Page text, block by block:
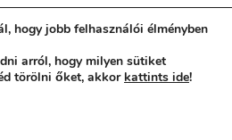
hogy jobb felhasználói élményben
arról, hogy milyen sütiket
törölni őket, akkor kattints ide!